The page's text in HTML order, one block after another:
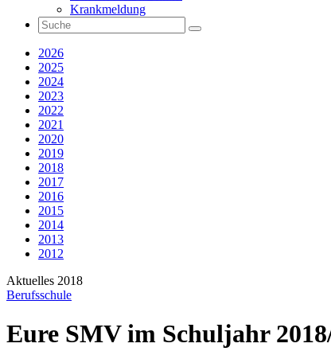
Krankmeldung
2026
2025
2024
2023
2022
2021
2020
2019
2018
2017
2016
2015
2014
2013
2012
Aktuelles 2018
Berufsschule
Eure SMV im Schuljahr